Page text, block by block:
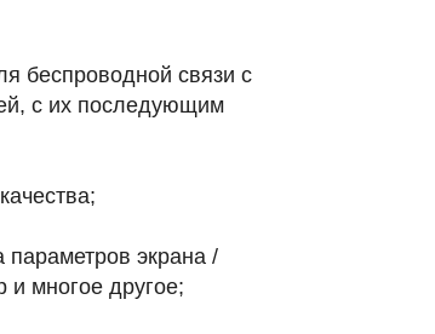
беспроводной связи с
с их последующим
параметров экрана /
и многое другое;